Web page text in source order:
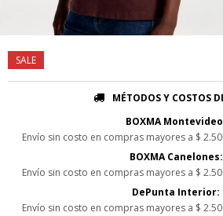
MÉTODOS Y COSTOS
BOXMA
Envío sin costo en compras mayores a $
BOXMA Canelones:
Envío sin costo en compras mayores a $
DePunta Interior:
Envío sin costo en compras mayores a $